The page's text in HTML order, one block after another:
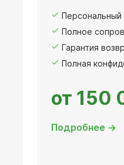
Полное
Гарантия
Полная
от 150
Подробнее →